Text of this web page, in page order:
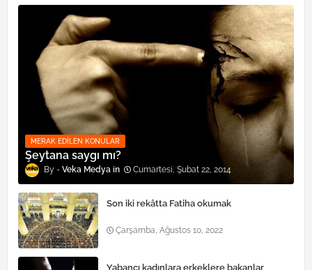
MERAK EDILEN KONULAR
Şeytana saygı mı?
Veka Medya Cumartesi, Şubat 22, 2014
Son iki rekâtta Fatiha okumak
Çarşamba, Ağustos 10, 2022
Yabancı kadınlara erkeklere bakanlar